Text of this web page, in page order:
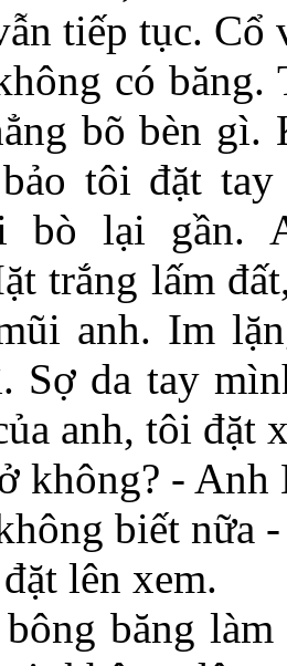
tiếp tục. Cổ
có
bõ bèn
tôi đặt
bò lại gần.
trắng lấm
anh. Im
Sợ da tay
anh, tôi đặt
không? -
biết nữa
lên xem.
băng